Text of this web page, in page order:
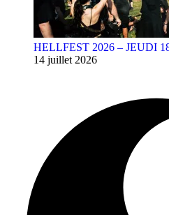
HELLFEST 2026 – JEUDI
14 juillet 2026